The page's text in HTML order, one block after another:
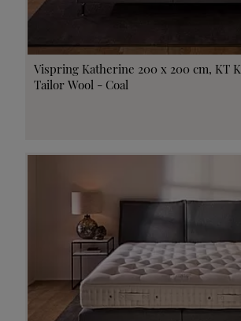
Vispring Katherine 200 x 200 cm, KT
Tailor Wool - Coal